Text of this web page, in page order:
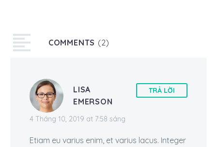
COMMENTS (2)
LISA
EMERSON
4 Tháng 10, 2019 at 7:58 sáng
TRẢ LỜI
Etiam eu varius enim, et varius lacus. Integer